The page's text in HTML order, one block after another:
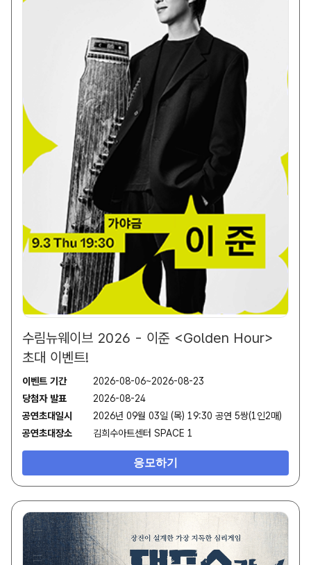
수림뉴웨이브 2026 - 이준 <Golden Hour>
초대 이벤트!
이벤트 기간
2026-08-06~2026-08-23
당첨자 발표
2026-08-24
공연초대일시
2026년 09월 03일 (목) 19:30 공연 5쌍(1인2매)
공연초대장소
김희수아트센터 SPACE 1
응모하기